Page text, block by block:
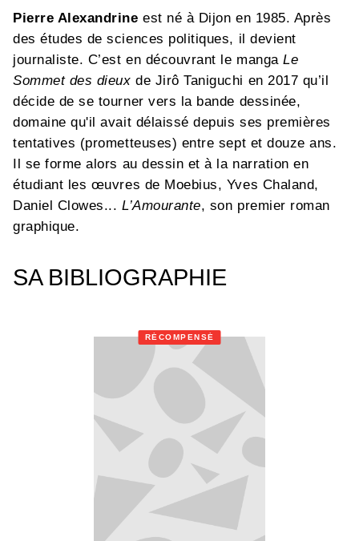
Pierre Alexandrine est né à Dijon en 1985. Après
des études de sciences politiques, il devient
journaliste. C’est en découvrant le mangaLe
Sommet des dieux de Jirô Taniguchi en 2017 qu’il
décide de se tourner vers la bande dessinée,
domaine qu'il avait délaissé depuis ses premières
tentatives (prometteuses) entre sept et douze ans.
Il se forme alors au dessin et à la narration en
étudiant les œuvres de Moebius, Yves Chaland,
Daniel Clowes...L’Amourante, son premier roman
graphique.
SA BIBLIOGRAPHIE
RÉCOMPENSÉ